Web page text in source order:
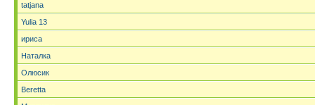
tatjana
Yulia 13
ириса
Наталка
Олюсик
Beretta